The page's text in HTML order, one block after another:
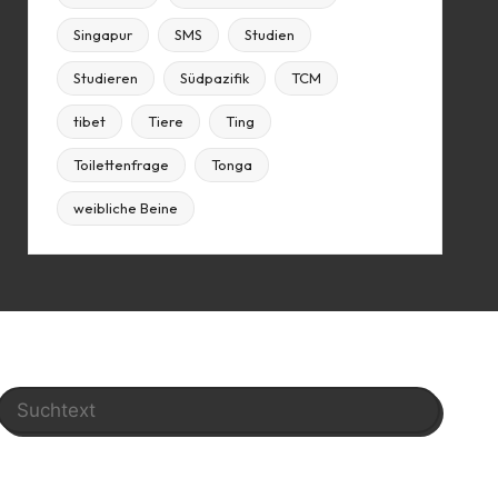
Singapur SMS Studien
Studieren Südpazifik TCM
tibet Tiere Ting
Toilettenfrage Tonga
weibliche Beine